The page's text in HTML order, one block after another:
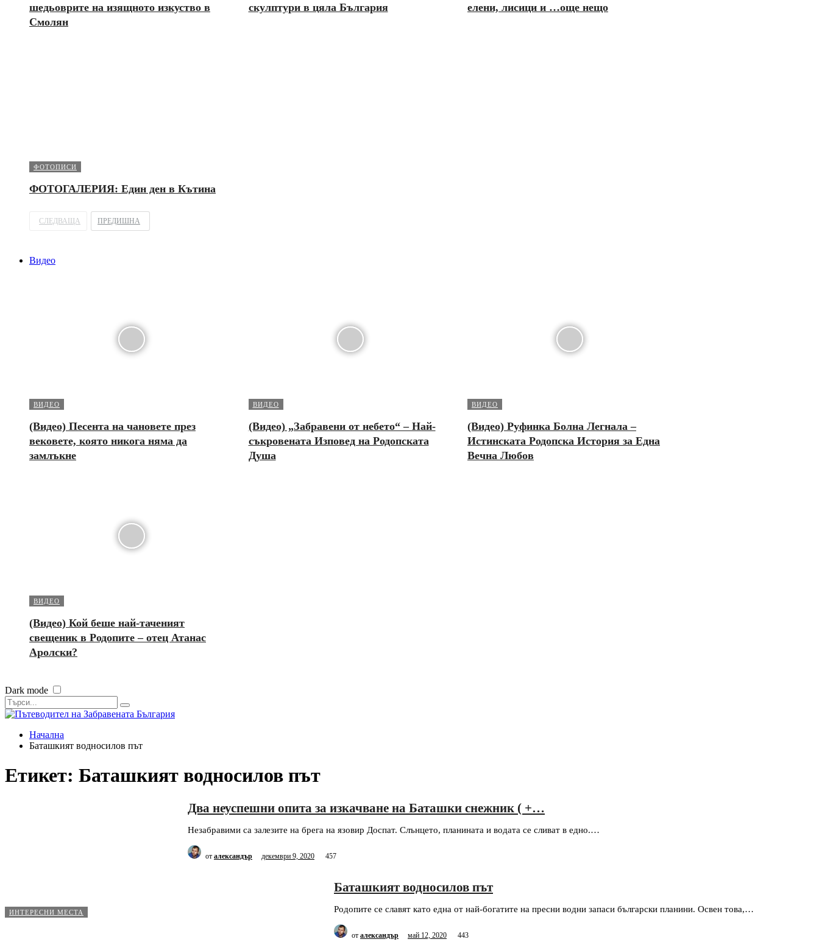
шедьоврите на изящното изкуство в
Смолян
скулптури в цяла България
елени, лисици и …още нещо
ФОТОПИСИ
ФОТОГАЛЕРИЯ: Един ден в Кътина
СЛЕДВАЩА ПРЕДИШНА
Видео
ВИДЕО
(Видео) Песента на чановете през
вековете, която никога няма да
замлъкне
ВИДЕО
(Видео) „Забравени от небето“ – Най-
съкровената Изповед на Родопската
Душа
ВИДЕО
(Видео) Руфинка Болна Легнала –
Истинската Родопска История за Една
Вечна Любов
ВИДЕО
(Видео) Кой беше най-таченият
свещеник в Родопите – отец Атанас
Аролски?
Dark mode
Начална
Баташкият водносилов път
Етикет: Баташкият водносилов път
ИНТЕРЕСНИ МЕСТА
Два неуспешни опита за изкачване на Баташки снежник ( +…
Незабравими са залезите на брега на язовир Доспат. Слънцето, планината и водата се сливат в едно.…
от александър декември 9, 2020 457
Баташкият водносилов път
Родопите се славят като една от най-богатите на пресни водни запаси български планини. Освен това,…
от александър май 12, 2020 443